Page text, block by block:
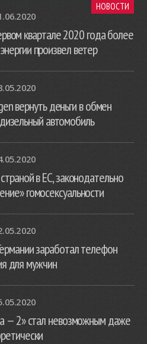
НОВОСТИ
квартале 2020 года более
произвел ветер
вернуть деньги в обмен
автомобиль
в ЕС, законодательно
гомосексуальности
заработал телефон
для мужчин
— 2» стал невозможным даже